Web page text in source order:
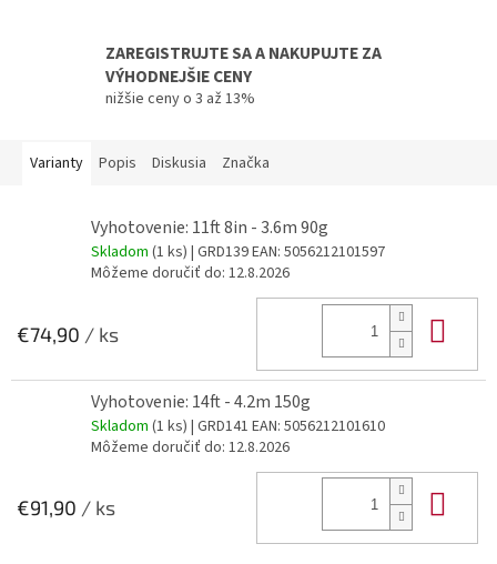
ZAREGISTRUJTE SA A NAKUPUJTE ZA
VÝHODNEJŠIE CENY
nižšie ceny o 3 až 13%
Varianty Popis Diskusia Značka
Vyhotovenie: 11ft 8in - 3.6m 90g
Skladom (1 ks) | GRD139EAN: 5056212101597
Môžeme doručiť do: 12.8.2026
€74,90 / ks
Vyhotovenie: 14ft - 4.2m 150g
Skladom (1 ks) | GRD141 EAN: 5056212101610
Môžeme doručiť do: 12.8.2026
€91,90 / ks